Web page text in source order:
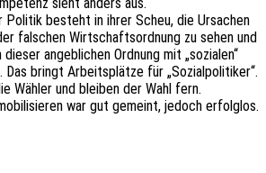
Poli­tik besteht in ihrer Scheu, die Ursa­chen
falschen Wirt­schafts­ord­nung zu sehen und
angeb­li­chen Ordnung mit „sozia­len“
Das bringt Arbeits­plät­ze für „Sozi­al­po­li­ti­ker“.
Wähler und blei­ben der Wahl fern.
war gut gemeint, jedoch erfolglos.